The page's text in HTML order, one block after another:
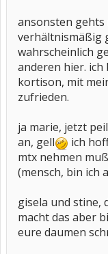
ansonsten gehts
verhältnismäßig
wahrscheinlich
anderen hier.
kortison, mit
zufrieden.
ja marie, jetzt
an, gell
ich
mtx nehmen
(mensch, bin ich
gisela und stine,
macht das aber
eure daumen